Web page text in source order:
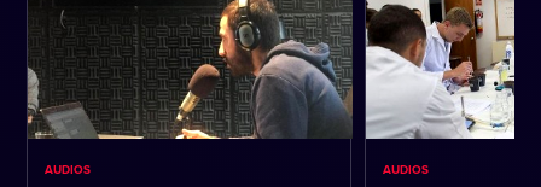
AUDIOS AUDIOS